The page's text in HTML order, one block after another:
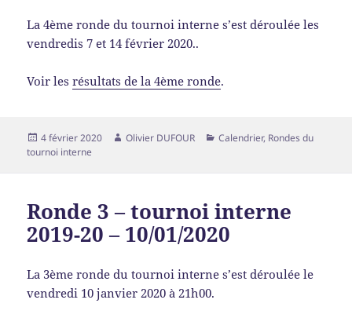
La 4ème ronde du tournoi interne s’est déroulée les
vendredis 7 et 14 février 2020..
Voir lesrésultats de la 4ème ronde.
4 février 2020 Olivier DUFOUR Calendrier, Rondes du
tournoi interne
Ronde 3 – tournoi interne
2019-20 – 10/01/2020
La 3ème ronde du tournoi interne s’est déroulée le
vendredi 10 janvier 2020 à 21h00.